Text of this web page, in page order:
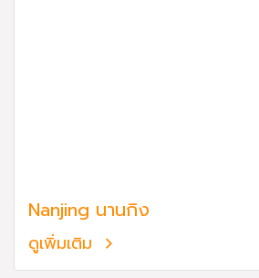
Nanjing นานกิง
ดูเพิ่มเติม